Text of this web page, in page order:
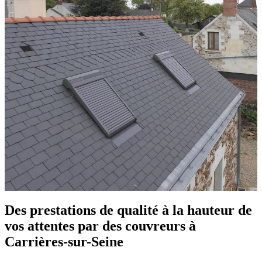
Des prestations de qualité à la hauteur de
vos attentes par des couvreurs à
Carrières-sur-Seine